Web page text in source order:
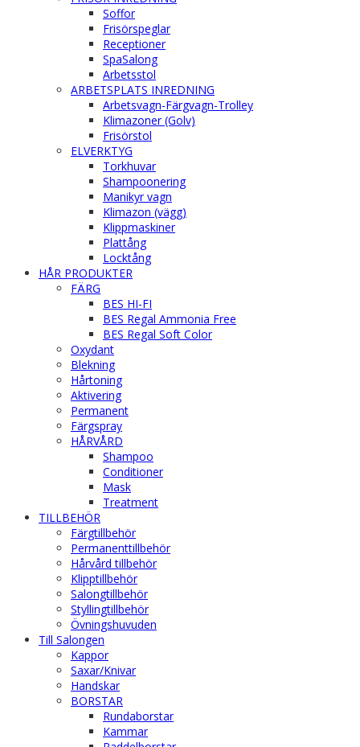
Soffor
Frisörspeglar
Receptioner
SpaSalong
Arbetsstol
ARBETSPLATS INREDNING
Arbetsvagn-Färgvagn-Trolley
Klimazoner (Golv)
Frisörstol
ELVERKTYG
Torkhuvar
Shampoonering
Manikyr vagn
Klimazon (vägg)
Klippmaskiner
Plattång
Locktång
HÅR PRODUKTER
FÄRG
BES HI-FI
BES Regal Ammonia Free
BES Regal Soft Color
Oxydant
Blekning
Hårtoning
Aktivering
Permanent
Färgspray
HÅRVÅRD
Shampoo
Conditioner
Mask
Treatment
TILLBEHÖR
Färgtillbehör
Permanenttillbehör
Hårvård tillbehör
Klipptillbehör
Salongtillbehör
Styllingtillbehör
Övningshuvuden
Till Salongen
Kappor
Saxar/Knivar
Handskar
BORSTAR
Rundaborstar
Kammar